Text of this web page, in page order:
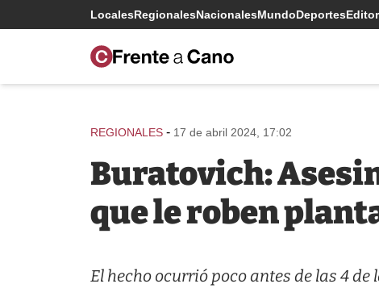
LocalesRegionalesNacionalesMundoDeportes
REGIONALES - 17 de abril 2024, 17:02
Buratovich:
que le roben
El hecho ocurrió poco antes de las 4